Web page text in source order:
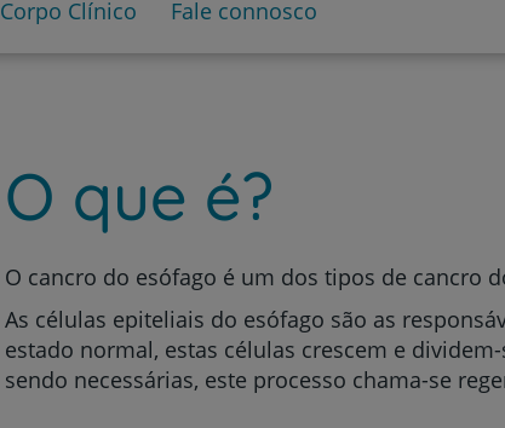
Corpo Clínico Fale connosco
O que é?
O cancro do esófago é um dos tipos de cancro
As células epiteliais do esófago são as
estado normal, estas células crescem e
sendo necessárias, este processo chama-se